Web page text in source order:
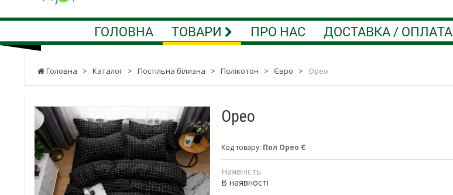
ГОЛОВНА ТОВАРИ ПРО НАС ДОСТАВКА / ОПЛАТА
Головна > Каталог > Постільна білизна > Полікотон > Євро > Орео
Орео
Код товару: Пол Орео Є
Наявність:
В наявності